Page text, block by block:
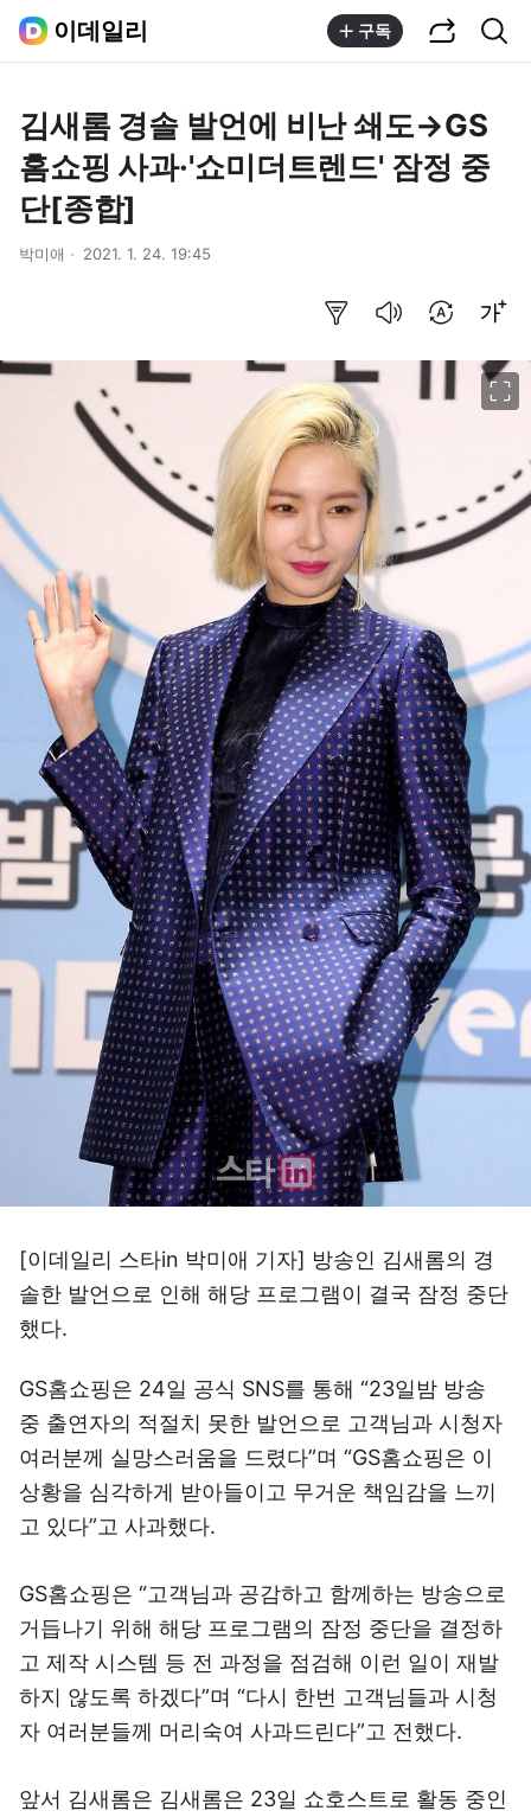
이데일리 구독
김새롬 경솔 발언에 비난 쇄도→GS
홈쇼핑 사과·'쇼미더트렌드' 잠정 중
단[종합]
박미애 2021. 1. 24. 19:45
[이데일리 스타in 박미애 기자] 방송인 김새롬의 경
솔한 발언으로 인해 해당 프로그램이 결국 잠정 중단
했다.
GS홈쇼핑은 24일 공식 SNS를 통해 “23일밤 방송
중 출연자의 적절치 못한 발언으로 고객님과 시청자
여러분께 실망스러움을 드렸다”며 “GS홈쇼핑은 이
상황을 심각하게 받아들이고 무거운 책임감을 느끼
고 있다”고 사과했다.
GS홈쇼핑은 “고객님과 공감하고 함께하는 방송으로
거듭나기 위해 해당 프로그램의 잠정 중단을 결정하
고 제작 시스템 등 전 과정을 점검해 이런 일이 재발
하지 않도록 하겠다”며 “다시 한번 고객님들과 시청
자 여러분들께 머리숙여 사과드린다”고 전했다.
앞서 김새롬은 김새롬은 23일 쇼호스트로 활동 중인